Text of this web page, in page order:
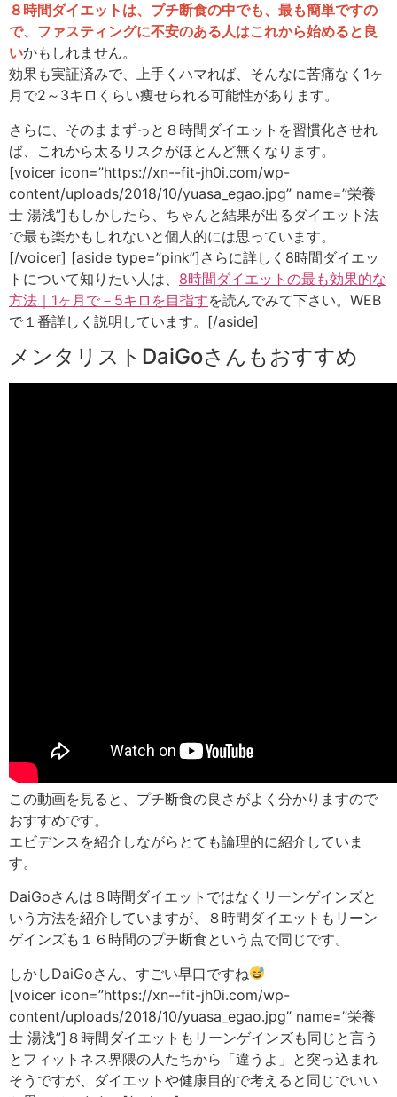
８時間ダイエットは、プチ断食の中でも、最も簡単ですの
で、ファスティングに不安のある人はこれから始めると良
いかもしれません。
効果も実証済みで、上手くハマれば、そんなに苦痛なく1ヶ
月で2～3キロくらい痩せられる可能性があります。
さらに、そのままずっと８時間ダイエットを習慣化させれ
ば、これから太るリスクがほとんど無くなります。
[voicer icon=”https://xn--fit-jh0i.com/wp-
content/uploads/2018/10/yuasa_egao.jpg” name=”栄養
士 湯浅”]もしかしたら、ちゃんと結果が出るダイエット法
で最も楽かもしれないと個人的には思っています。
[/voicer] [aside type=”pink”]さらに詳しく8時間ダイエッ
トについて知りたい人は、 8時間ダイエットの最も効果的な
方法｜1ヶ月で－5キロを目指すを読んでみて下さい。WEB
で１番詳しく説明しています。[/aside]
メンタリストDaiGoさんもおすすめ
この動画を見ると、プチ断食の良さがよく分かりますので
おすすめです。
エビデンスを紹介しながらとても論理的に紹介していま
す。
DaiGoさんは８時間ダイエットではなくリーンゲインズと
いう方法を紹介していますが、８時間ダイエットもリーン
ゲインズも１６時間のプチ断食という点で同じです。
しかしDaiGoさん、すごい早口ですね
[voicer icon=”https://xn--fit-jh0i.com/wp-
content/uploads/2018/10/yuasa_egao.jpg” name=”栄養
士 湯浅”]８時間ダイエットもリーンゲインズも同じと言う
とフィットネス界隈の人たちから「違うよ」と突っ込まれ
そうですが、ダイエットや健康目的で考えると同じでいい